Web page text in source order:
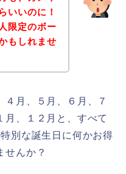
いいのに！
限定のボー
もしれませ
月、５月、６月、７
月、１２月と、すべて
別な誕生日に何かお得
せんか？